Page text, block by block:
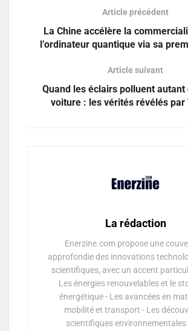
Article précédent
La Chine accélère la
l’ordinateur quantique via sa
Article suivant
Quand les éclairs polluent autant
voiture : les vérités révélés par
La rédaction
Enerzine.com propose une
approfondie des innovations
scientifiques, avec un accent
Les énergies renouvelables et le
énergétique - Les avancées en
mobilité et transport - Les
scientifiques environnementales